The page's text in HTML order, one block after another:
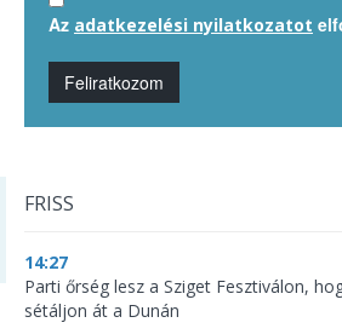
Az adatkezelési nyilatkozatot
Feliratkozom
FRISS
14:27
Parti őrség lesz a Sziget Fesztiválon,
sétáljon át a Dunán